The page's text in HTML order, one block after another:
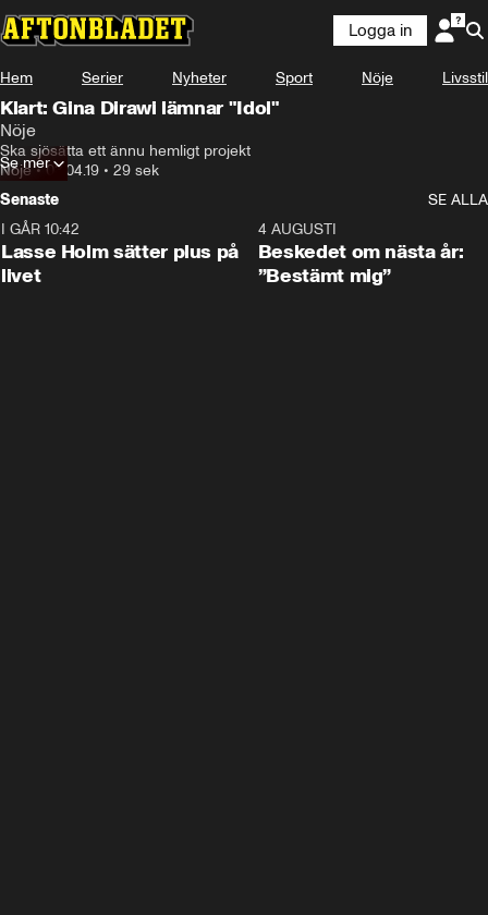
Logga in
Hem Serier Nyheter Sport Nöje Livsstil
Klart: Gina Dirawi lämnar "Idol"
Nöje
Ska sjösätta ett ännu hemligt projekt
Nöje•03.04.19 • 29 sek
Se mer
Senaste
SE ALLA
I GÅR 10:42
Lasse Holm sätter plus på
livet
4 AUGUSTI
Beskedet om nästa år:
”Bestämt mig”